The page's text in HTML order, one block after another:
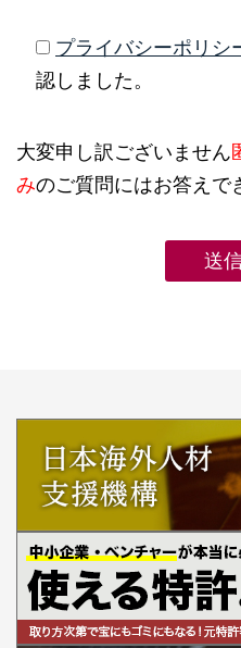
プライバシーポリシ
認しました。
大変申し訳ございません
みのご質問にはお答えで